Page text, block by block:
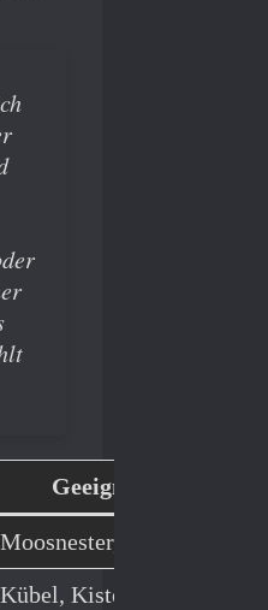
Geeignete Elemente
Moosnester, kleine
Kübel, Kisten, niedrige